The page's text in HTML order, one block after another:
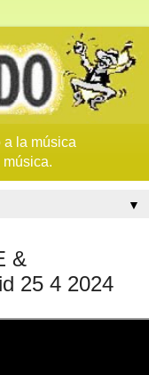
a la música
▼
&
25 4 2024